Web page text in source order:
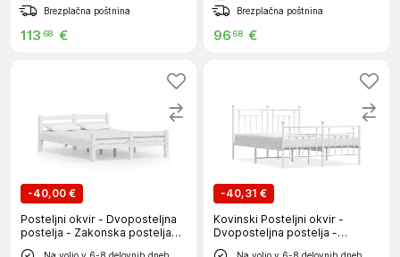
Brezplačna poštnina
113 68 €
Brezplačna poštnina
9668 €
-40,00 €
Posteljni okvir - Dvoposteljna
postelja - Zakonska postelja
bel iz trdne borovine 140x200
Na voljo v 6-8 delovnih dneh
-40,31 €
Kovinski Posteljni okvir -
Dvoposteljna postelja -
Zakonska postelja z vzglavjem
Na voljo v 6-8 delovnih dneh